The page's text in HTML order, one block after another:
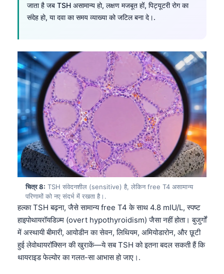
जाता है जब TSH असामान्य हो, लक्षण मजबूत हों, पिट्यूटरी रोग का
संदेह हो, या दवा का समय व्याख्या को जटिल बना दे।.
चित्र 8: TSH संवेदनशील (sensitive) है, लेकिन free T4 असामान्य
परिणामों को नए संदर्भ में रखता है।.
हल्का TSH बढ़ना, जैसे सामान्य free T4 के साथ 4.8 mIU/L, स्पष्ट
हाइपोथायरॉयडिज़्म (overt hypothyroidism) जैसा नहीं होता। बुजुर्गों
में अस्थायी बीमारी, आयोडीन का सेवन, लिथियम, अमियोडारोन, और छूटी
हुई लेवोथायरॉक्सिन की खुराकें—ये सब TSH को इतना बदल सकती हैं कि
थायराइड फेल्योर का गलत-सा आभास हो जाए।.
Српски језик
Svenska
Bosanski
Azərbaycan dili
Eesti
日本語
Čeština
ქართული
Русский
Lietuvių kalba
Polski
한국어
Slovenščina
বাংলা